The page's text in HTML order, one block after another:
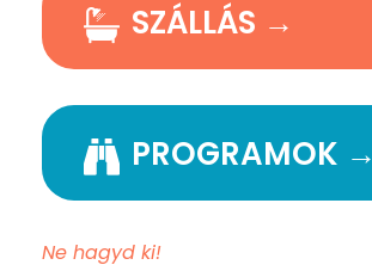
SZÁLLÁS →
PROGRAMOK →
Ne hagyd ki!